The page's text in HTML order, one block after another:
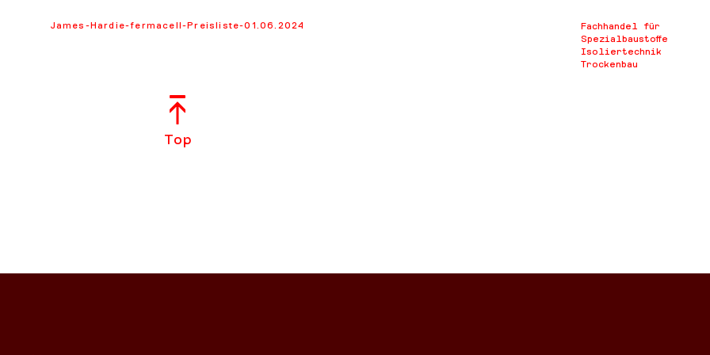
James-Hardie-fermacell-Preisliste-01.06.2024
Fachhandel für
Spezialbaustoffe
Isoliertechnik
Trockenbau
Top